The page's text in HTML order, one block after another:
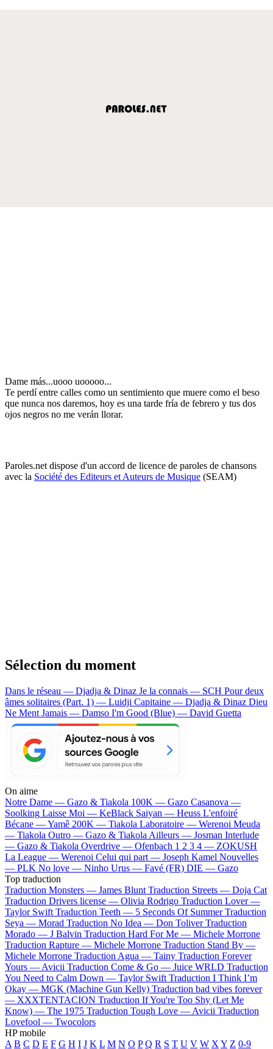
Dame más...uooo uooooo...
Te perdí entre calles como un sentimiento que muere como el beso
que nunca nos daremos, hoy es una tarde fría de febrero y tus dos
ojos negros no me verán llorar.
Paroles.net dispose d'un accord de licence de paroles de chansons
avec la Société des Editeurs et Auteurs de Musique (SEAM)
Sélection du moment
Dans le réseau — Djadja & Dinaz Je la connais — SCH Pour deux
âmes solitaires (Part. 1) — Luidji Capitaine — Djadja & Dinaz Dieu
Ne Ment Jamais — Damso I'm Good (Blue) — David Guetta
On aime
Notre Dame — Gazo & Tiakola 100K — Gazo Casanova —
Soolking Laisse Moi — KeBlack Saiyan — Heuss L'enfoiré
Bécane —Yamê 200K — Tiakola Laboratoire — Werenoi Meuda
— Tiakola Outro — Gazo & Tiakola Ailleurs — Josman Interlude
— Gazo & Tiakola Overdrive — Ofenbach 1 2 3 4 — ZOKUSH
La League — Werenoi Celui qui part — Joseph Kamel Nouvelles
— PLK No love — Ninho Urus — Favé (FR) DIE — Gazo
Top traduction
Traduction Monsters — James Blunt Traduction Streets — Doja Cat
Traduction Drivers license — Olivia Rodrigo Traduction Lover —
Taylor Swift Traduction Teeth — 5 Seconds Of Summer Traduction
Seya — Morad Traduction No Idea — Don Toliver Traduction
Morado — J Balvin Traduction Hard For Me — Michele Morrone
Traduction Rapture — Michele Morrone Traduction Stand By —
Michele Morrone Traduction Agua — Tainy Traduction Forever
Yours — Avicii Traduction Come & Go — Juice WRLD Traduction
You Need to Calm Down — Taylor Swift Traduction I Think I’m
Okay — MGK (Machine Gun Kelly) Traduction bad vibes forever
— XXXTENTACION Traduction If You're Too Shy (Let Me
Know) — The 1975 Traduction Tough Love — Avicii Traduction
Lovefool — Twocolors
HP mobile
A B C D E F G H I J K L M N O P Q R S T U V W X Y Z 0-9